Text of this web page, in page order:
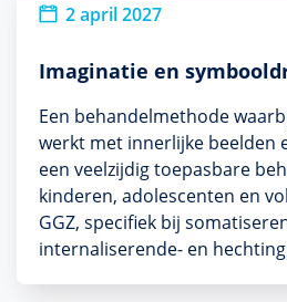
2 april 2027
Imaginatie en
Een behandelmethode
werkt met innerlijke beelden
een veelzijdig toepasbare
kinderen, adolescenten en
GGZ, specifiek bij
internaliserende- en